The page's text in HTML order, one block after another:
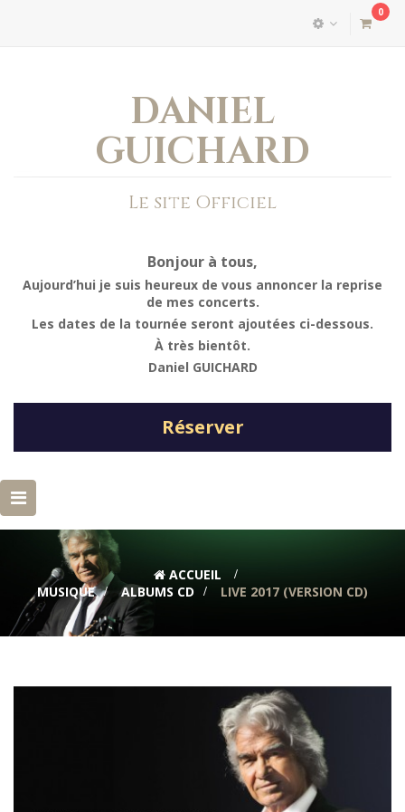
0
DANIEL
GUICHARD
Le site Officiel
Bonjour à tous,
Aujourd’hui je suis heureux de vous annoncer la reprise
de mes concerts.
Les dates de la tournée seront ajoutées ci-dessous.
À très bientôt.
Daniel GUICHARD
Réserver
Basculer
la
navigation
ACCUEIL
>
MUSIQUE > ALBUMS CD > LIVE 2017 (VERSION CD)